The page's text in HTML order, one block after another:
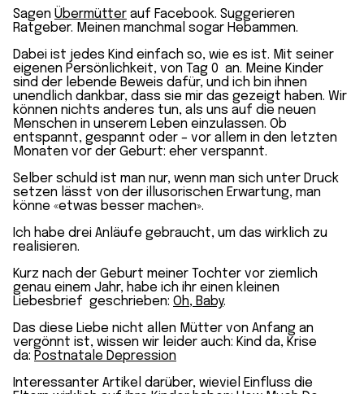
Sagen Übermütter auf Facebook. Suggerieren
Ratgeber. Meinen manchmal sogar Hebammen.
Dabei ist jedes Kind einfach so, wie es ist. Mit seiner
eigenen Persönlichkeit, von Tag 0 an. Meine Kinder
sind der lebende Beweis dafür, und ich bin ihnen
unendlich dankbar, dass sie mir das gezeigt haben. Wir
können nichts anderes tun, als uns auf die neuen
Menschen in unserem Leben einzulassen. Ob
entspannt, gespannt oder – vor allem in den letzten
Monaten vor der Geburt: eher verspannt.
Selber schuld ist man nur, wenn man sich unter Druck
setzen lässt von der illusorischen Erwartung, man
könne «etwas besser machen».
Ich habe drei Anläufe gebraucht, um das wirklich zu
realisieren.
Kurz nach der Geburt meiner Tochter vor ziemlich
genau einem Jahr, habe ich ihr einen kleinen
Liebesbrief geschrieben: Oh, Baby.
Das diese Liebe nicht allen Mütter von Anfang an
vergönnt ist, wissen wir leider auch: Kind da, Krise
da: Postnatale Depression
Interessanter Artikel darüber, wieviel Einfluss die